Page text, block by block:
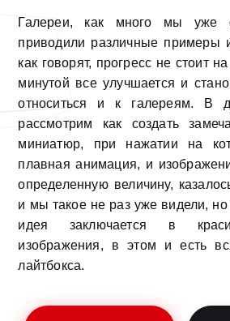
Галереи, как много мы уже
приводили различные примеры
как говорят, прогресс не стоит
минутой все улучшается и
относиться и к галереям. В
рассмотрим как создать
миниатюр, при нажатии на
плавная анимация, и
определенную величину,
и мы такое не раз уже видели, но
идея заключается в
изображения, в этом и есть
лайтбокса.